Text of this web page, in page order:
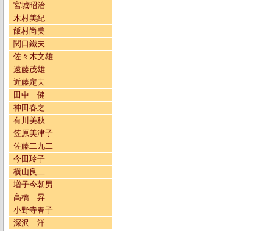
宮城昭治
木村美紀
飯村尚美
関口鐵夫
佐々木文雄
遠藤茂雄
近藤定夫
田中 健
神田春之
有川美秋
笠原美津子
佐藤二九二
今田玲子
横山良二
増子今朝男
高橋 昇
小野寺春子
深沢 洋